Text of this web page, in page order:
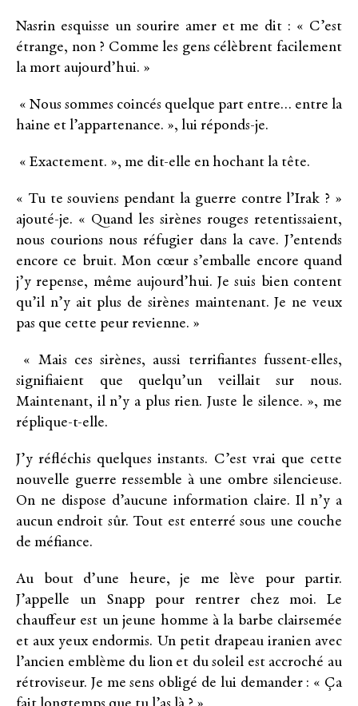
Nasrin esquisse un sourire amer et me dit : « C’est
étrange, non ? Comme les gens célèbrent facilement
la mort aujourd’hui. »
« Nous sommes coincés quelque part entre… entre la
haine et l’appartenance. », lui réponds-je.
« Exactement. », me dit-elle en hochant la tête.
« Tu te souviens pendant la guerre contre l’Irak ? »
ajouté-je. « Quand les sirènes rouges retentissaient,
nous courions nous réfugier dans la cave. J’entends
encore ce bruit. Mon cœur s’emballe encore quand
j’y repense, même aujourd’hui. Je suis bien content
qu’il n’y ait plus de sirènes maintenant. Je ne veux
pas que cette peur revienne. »
« Mais ces sirènes, aussi terrifiantes fussent-elles,
signifiaient que quelqu’un veillait sur nous.
Maintenant, il n’y a plus rien. Juste le silence. », me
réplique-t-elle.
J’y réfléchis quelques instants. C’est vrai que cette
nouvelle guerre ressemble à une ombre silencieuse.
On ne dispose d’aucune information claire. Il n’y a
aucun endroit sûr. Tout est enterré sous une couche
de méfiance.
Au bout d’une heure, je me lève pour partir.
J’appelle un Snapp pour rentrer chez moi. Le
chauffeur est un jeune homme à la barbe clairsemée
et aux yeux endormis. Un petit drapeau iranien avec
l’ancien emblème du lion et du soleil est accroché au
rétroviseur. Je me sens obligé de lui demander : « Ça